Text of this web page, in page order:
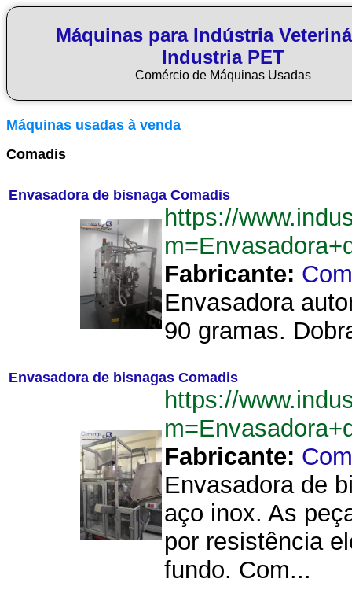
Máquinas para Indústria
Industria PET
Comércio de Máquinas Usadas
Máquinas usadas à venda
Comadis
Envasadora de bisnaga Comadis
https://
Fabricante:
Envasadora
90 gramas.
Envasadora de bisnagas Comadis
https://
Fabricante:
Envasadora de
aço inox. As
por resistência
fundo. Com...